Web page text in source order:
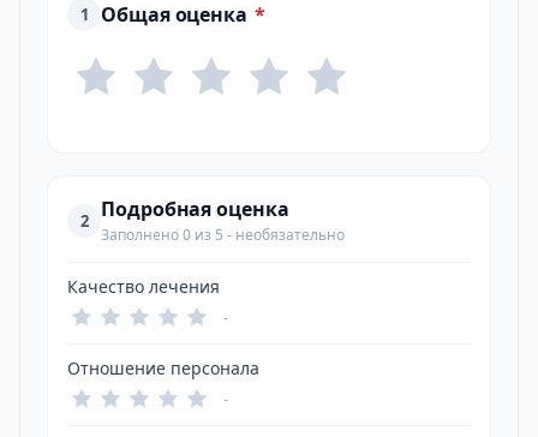
1 Общая оценка *
2 Подробная оценка
Заполнено 0 из 5 - необязательно
Качество лечения
-
Отношение персонала
-